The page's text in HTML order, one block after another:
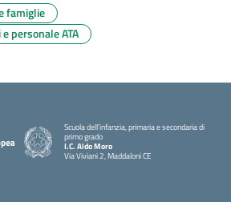
famiglie
personale ATA
Scuola dell’infanzia, primaria e secondaria di
primo grado
I.C. Aldo Moro
Via Viviani 2, Maddaloni CE